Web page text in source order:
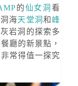
的仙女洞看
海天堂洞 和 峰
岩洞的探索多
廳的新景點，
常得值一探究